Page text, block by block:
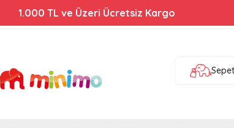
1.000 TL ve Üzeri Ücretsiz Kargo